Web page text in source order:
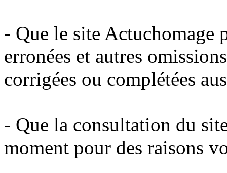
- Que le site Actuchomage
erronées et autres
corrigées ou complétées
- Que la consultation du
moment pour des raisons